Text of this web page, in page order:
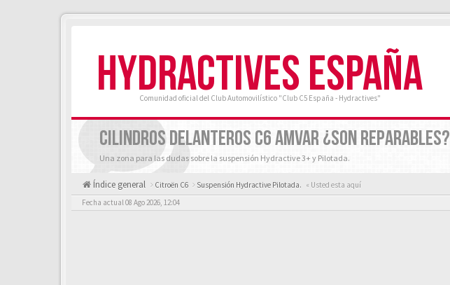
HYDRACTIVES ESPAÑA
Comunidad oficial del Club Automovilístico "Club C5 España - Hydractives"
CILINDROS DELANTEROS C6 AMVAR ¿SON REPARABLES?
Una zona para las dudas sobre la suspensión Hydractive 3+ y Pilotada.
Índice general Citroën C6 Suspensión Hydractive Pilotada. « Usted esta aquí
Fecha actual 08 Ago 2026, 12:04